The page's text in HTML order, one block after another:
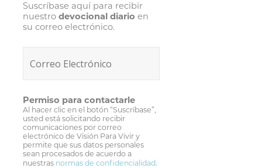
Suscríbase aquí para recibir
nuestrodevocional diario en
su correo electrónico.
Permiso para contactarle
Al hacer clic en el botón “Suscríbase”,
usted está solicitando recibir
comunicaciones por correo
electrónico de Visión Para Vivir y
permite que sus datos personales
sean procesados de acuerdo a
nuestras normas de confidencialidad.